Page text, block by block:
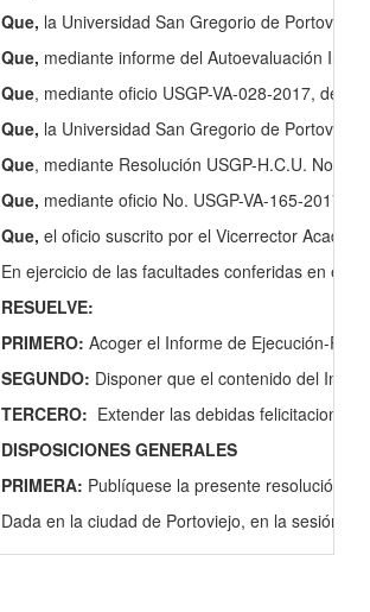
Que, la Universidad San Gregorio de
Que, mediante informe del Autoevaluación
Que, mediante oficio USGP-VA-028-2017, de
Que, la Universidad San Gregorio de
Que, mediante Resolución USGP-H.C.U. No.
Que, mediante oficio No. USGP-VA-165-2017
Que, el oficio suscrito por el Vicerrector
En ejercicio de las facultades conferidas en el
RESUELVE:
PRIMERO: Acoger el Informe de Ejecución-
SEGUNDO: Disponer que el contenido del
TERCERO: Extender las debidas
DISPOSICIONES GENERALES
PRIMERA: Publíquese la presente resolución
Dada en la ciudad de Portoviejo, en la sesión